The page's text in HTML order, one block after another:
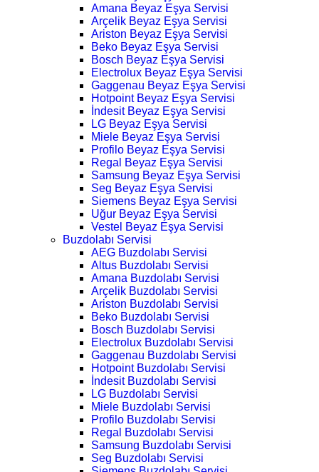
Amana Beyaz Eşya Servisi
Arçelik Beyaz Eşya Servisi
Ariston Beyaz Eşya Servisi
Beko Beyaz Eşya Servisi
Bosch Beyaz Eşya Servisi
Electrolux Beyaz Eşya Servisi
Gaggenau Beyaz Eşya Servisi
Hotpoint Beyaz Eşya Servisi
İndesit Beyaz Eşya Servisi
LG Beyaz Eşya Servisi
Miele Beyaz Eşya Servisi
Profilo Beyaz Eşya Servisi
Regal Beyaz Eşya Servisi
Samsung Beyaz Eşya Servisi
Seg Beyaz Eşya Servisi
Siemens Beyaz Eşya Servisi
Uğur Beyaz Eşya Servisi
Vestel Beyaz Eşya Servisi
Buzdolabı Servisi
AEG Buzdolabı Servisi
Altus Buzdolabı Servisi
Amana Buzdolabı Servisi
Arçelik Buzdolabı Servisi
Ariston Buzdolabı Servisi
Beko Buzdolabı Servisi
Bosch Buzdolabı Servisi
Electrolux Buzdolabı Servisi
Gaggenau Buzdolabı Servisi
Hotpoint Buzdolabı Servisi
İndesit Buzdolabı Servisi
LG Buzdolabı Servisi
Miele Buzdolabı Servisi
Profilo Buzdolabı Servisi
Regal Buzdolabı Servisi
Samsung Buzdolabı Servisi
Seg Buzdolabı Servisi